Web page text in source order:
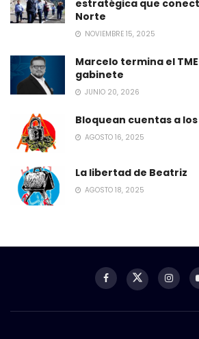
estratégica que
Norte
NOVIEMBRE 15, 2025
Marcelo termina el
gabinete
JUNIO 20, 2026
Bloquean cuentas a
AGOSTO 16, 2025
La libertad de Beatriz
AGOSTO 18, 2025